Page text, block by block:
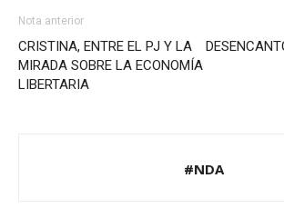
Nota anterior
CRISTINA, ENTRE EL PJ Y LA
MIRADA SOBRE LA ECONOMÍA
LIBERTARIA
#NDA